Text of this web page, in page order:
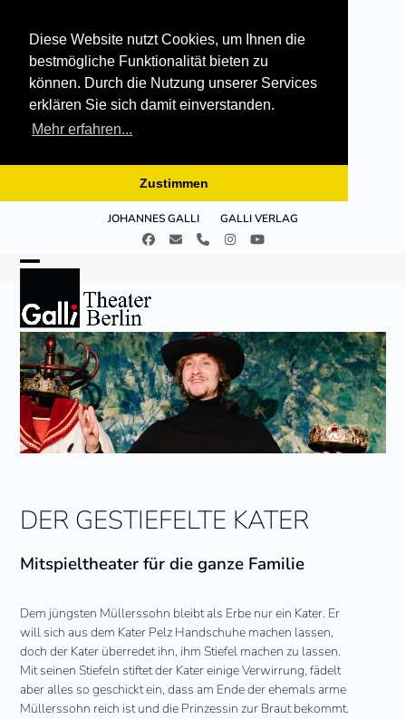
Diese Website nutzt Cookies, um Ihnen die
bestmögliche Funktionalität bieten zu
können. Durch die Nutzung unserer Services
erklären Sie sich damit einverstanden.
Mehr erfahren...
Zustimmen
JOHANNES GALLI GALLI VERLAG
Facebook
E- TelefonInstagramYouTube
mobile
menu
mobile
menu
DER GESTIEFELTE KATER
Mitspieltheater für die ganze Familie
Dem jüngsten Müllerssohn bleibt als Erbe nur ein Kater. Er
will sich aus dem Kater Pelz Handschuhe machen lassen,
doch der Kater überredet ihn, ihm Stiefel machen zu lassen.
Mit seinen Stiefeln stiftet der Kater einige Verwirrung, fädelt
aber alles so geschickt ein, dass am Ende der ehemals arme
Müllerssohn reich ist und die Prinzessin zur Braut bekommt.